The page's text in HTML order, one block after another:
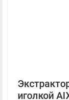
иголкой